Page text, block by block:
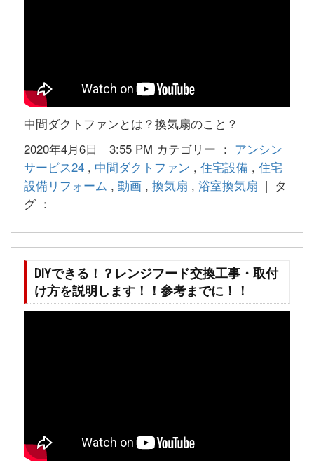
中間ダクトファンとは？換気扇のこと？
2020年4月6日 3:55 PM カテゴリー ： アンシン
サービス24 , 中間ダクトファン , 住宅設備 , 住宅
設備リフォーム , 動画 , 換気扇 , 浴室換気扇 | タ
グ ：
DIYできる！？レンジフード交換工事・取付
け方を説明します！！参考までに！！